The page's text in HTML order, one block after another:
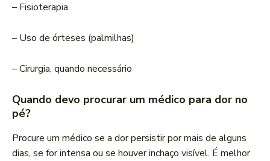
– Fisioterapia
– Uso de órteses (palmilhas)
– Cirurgia, quando necessário
Quando devo procurar um médico para dor no
pé?
Procure um médico se a dor persistir por mais de alguns
dias, se for intensa ou se houver inchaço visível. É melhor